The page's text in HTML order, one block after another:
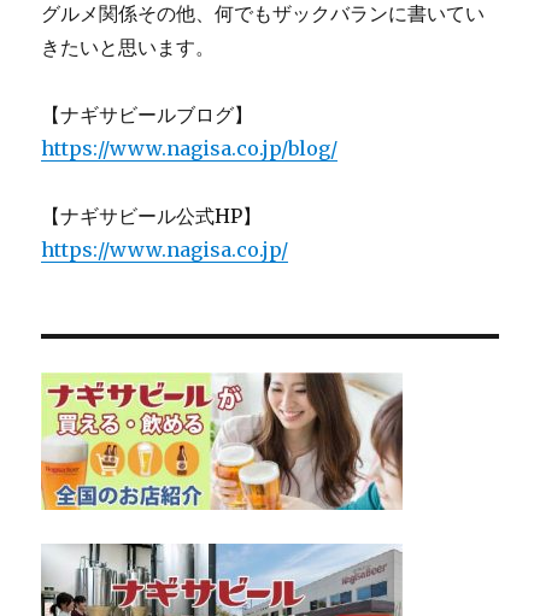
グルメ関係その他、何でもザックバランに書いてい
きたいと思います。
【ナギサビールブログ】
https://www.nagisa.co.jp/blog/
【ナギサビール公式HP】
https://www.nagisa.co.jp/